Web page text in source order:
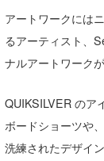
アートワークには
るアーティスト、
ナルアートワーク
QUIKSILVER のア
ボードショーツや
洗練されたデザイ
Mr.K
chappy
Romisea